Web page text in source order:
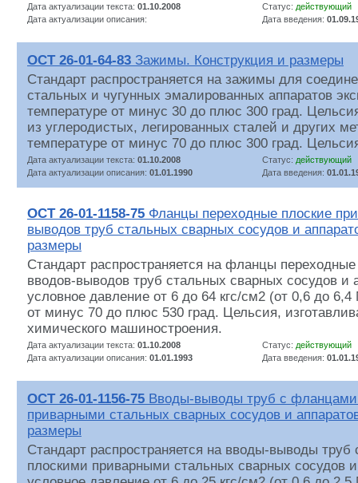
Дата актуализации текста: 01.10.2008 Статус: действующий
Дата актуализации описания:
Дата введения:
ОСТ 26-01-64-83 Зажимы. Конструкция и размеры
Стандарт распространяется на зажимы для
стальных и чугунных эмалированных аппаратов
температуре от минус 30 до плюс 300 град.
из углеродистых, легированных сталей и других
температуре от минус 70 до плюс 300 град.
Дата актуализации текста: 01.10.2008 Статус: действующий
Дата актуализации описания: 01.01.1990 Дата введения:
ОСТ 26-01-1158-75 Фланцы переходные плоские
выводов труб стальных сварных сосудов и
размеры
Стандарт распространяется на фланцы
вводов-выводов труб стальных сварных сосудов и
условное давление от 6 до 64 кгс/см2 (от 0,6 до
от минус 70 до плюс 530 град. Цельсия,
химического машиностроения.
Дата актуализации текста: 01.10.2008 Статус: действующий
Дата актуализации описания: 01.01.1993 Дата введения:
ОСТ 26-01-1156-75 Вводы-выводы труб с
приварными стальных сварных сосудов и
размеры
Стандарт распространяется на вводы-выводы
плоскими приварными стальных сварных сосудов